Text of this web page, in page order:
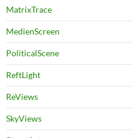
MatrixTrace
MedienScreen
PoliticalScene
ReftLight
ReViews
SkyViews